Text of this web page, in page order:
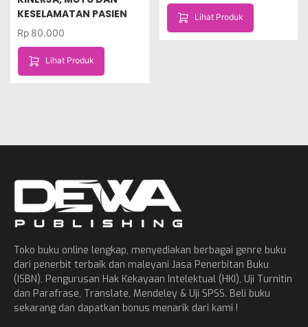
KESELAMATAN PASIEN
Rp 80.000
Lihat Produk
Lihat Produk
Toko buku online lengkap, menyediakan berbagai genre buku
dari penerbit terbaik dan maleyani Jasa Penerbitan Buku
(ISBN), Pengurusan Hak Kekayaan Intelektual (HKI), Uji Turnitin
dan Parafrase, Translate, Mendeley & Uji SPSS. Beli buku
sekarang dan dapatkan bonus menarik dari kami !